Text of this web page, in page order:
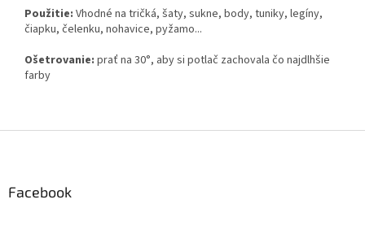
Použitie: Vhodné na tričká, šaty, sukne, body, tuniky, legíny,
čiapku, čelenku, nohavice, pyžamo...
Ošetrovanie: prať na 30°, aby si potlač zachovala čo najdlhšie
farby
Facebook